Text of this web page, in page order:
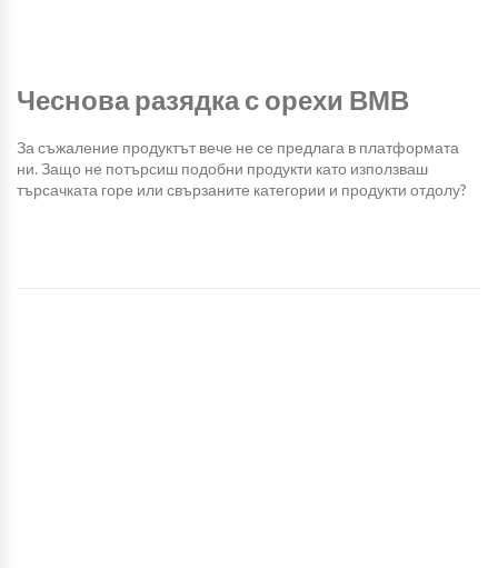
Чеснова разядка с орехи ВМВ
За съжаление продуктът вече не се предлага в платформата
ни. Защо не потърсиш подобни продукти като използваш
търсачката горе или свързаните категории и продукти отдолу?